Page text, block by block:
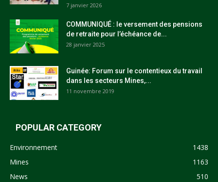
7 janvier 2026
COMMUNIQUÉ : le versement des pensions
de retraite pour l’échéance de...
28 janvier 2025
Guinée: Forum sur le contentieux du travail
dans les secteurs Mines,...
11 novembre 2019
POPULAR CATEGORY
Environnement
1438
Mines
1163
News
510